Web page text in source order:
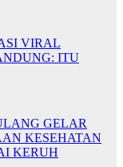
VIRAL
ITU
GELAR
KESEHATAN
KERUH